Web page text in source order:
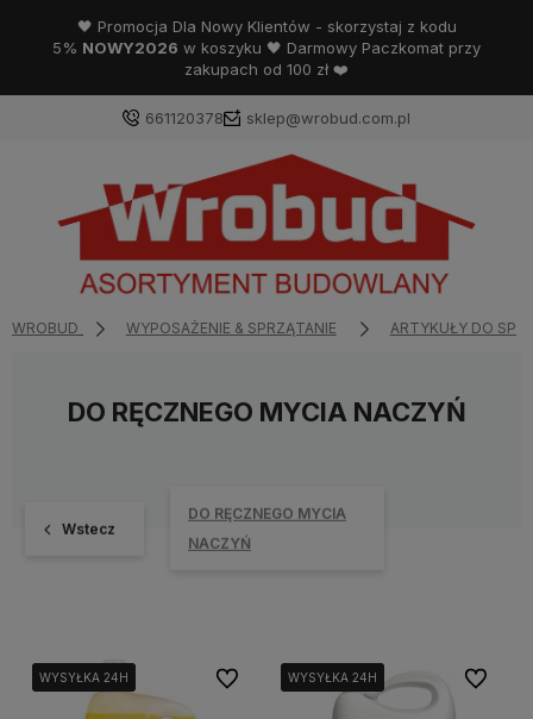
🖤 Promocja Dla Nowy Klientów - skorzystaj z kodu
5% NOWY2026 w koszyku 🖤 Darmowy Paczkomat przy
zakupach od 100 zł ❤️
661120378 sklep@wrobud.com.pl
WROBUD WYPOSAŻENIE & SPRZĄTANIE ARTYKUŁY DO
DO RĘCZNEGO MYCIA NACZYŃ
Wstecz
DO RĘCZNEGO MYCIA
NACZYŃ
WYSYŁKA 24H
WYSYŁKA 24H
WYSYŁKA 24H Do ulubionychWYSYŁKA 24H
WYSYŁKA 24H
WYSYŁKA 24H Do